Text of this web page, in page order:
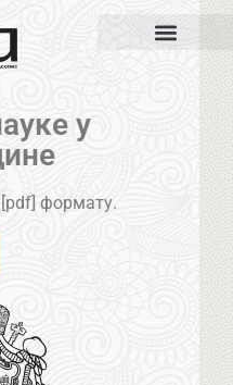
у
[pdf] формату.